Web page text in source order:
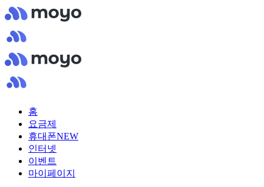
홈
요금제
휴대폰NEW
인터넷
이벤트
마이페이지